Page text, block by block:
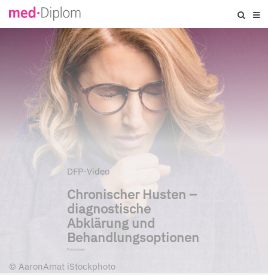
© AaronAmat iStockphoto
DFP-Video
Chronischer Husten –
diagnostische
Abklärung und
Behandlungsoptionen
Pneumologie